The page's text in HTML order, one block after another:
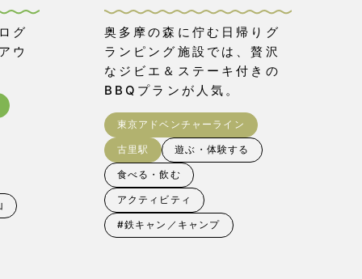
グ
ウ
奥多摩の森に佇む日帰りグ
ランピング施設では、贅沢
なジビエ＆ステーキ付きの
BBQプランが人気。
東京アドベンチャーライン
古里駅 遊ぶ・体験する
食べる・飲む
アクティビティ
#鉄キャン／キャンプ